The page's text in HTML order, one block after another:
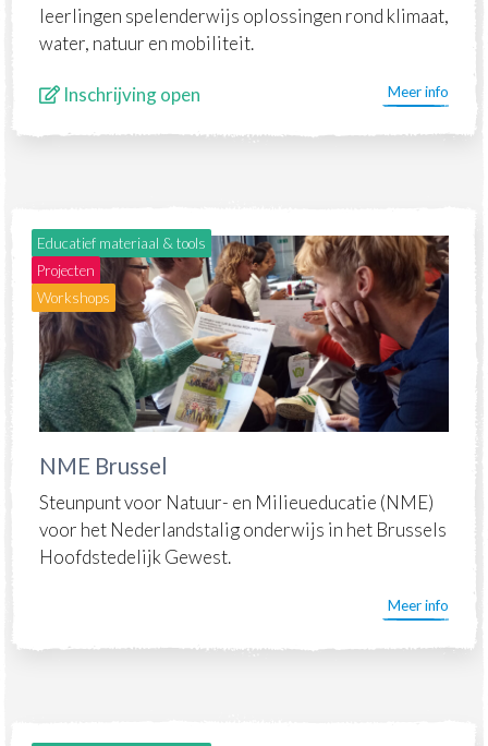
leerlingen spelenderwijs oplossingen rond klimaat,
water, natuur en mobiliteit.
Inschrijving open Meer info
Educatief materiaal & tools
Projecten
Workshops
NME Brussel
Steunpunt voor Natuur- en Milieueducatie (NME)
voor het Nederlandstalig onderwijs in het Brussels
Hoofdstedelijk Gewest.
Meer info